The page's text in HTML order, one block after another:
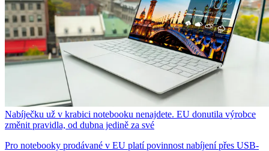
Nabíječku už v krabici notebooku nenajdete. EU donutila výrobce
změnit pravidla, od dubna jedině za své
Pro notebooky prodávané v EU platí povinnost nabíjení přes USB-